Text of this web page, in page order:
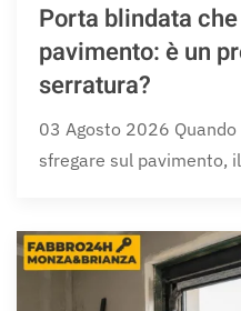
Porta blindata
pavimento: è un
serratura?
03 Agosto 2026
sfregare sul pavimento,